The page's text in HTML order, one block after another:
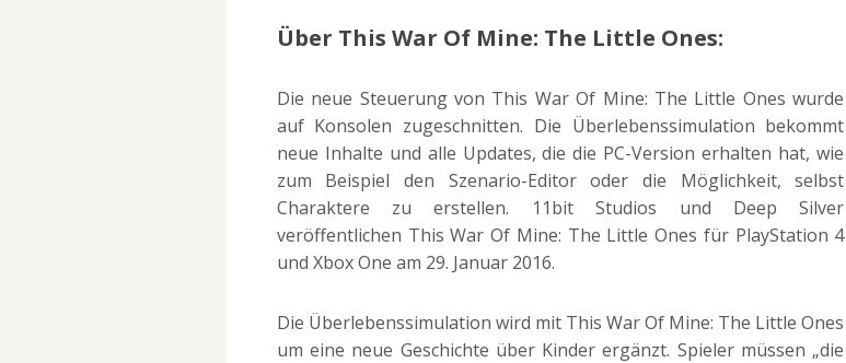
Über This War Of Mine: The Little Ones:
Die neue Steuerung von This War Of Mine: The Little Ones wurde
auf Konsolen zugeschnitten. Die Überlebenssimulation bekommt
neue Inhalte und alle Updates, die die PC-Version erhalten hat, wie
zum Beispiel den Szenario-Editor oder die Möglichkeit, selbst
Charaktere zu erstellen. 11bit Studios und Deep Silver
veröffentlichen This War Of Mine: The Little Ones für PlayStation 4
und Xbox One am 29. Januar 2016.
Die Überlebenssimulation wird mit This War Of Mine: The Little Ones
um eine neue Geschichte über Kinder ergänzt. Spieler müssen „die